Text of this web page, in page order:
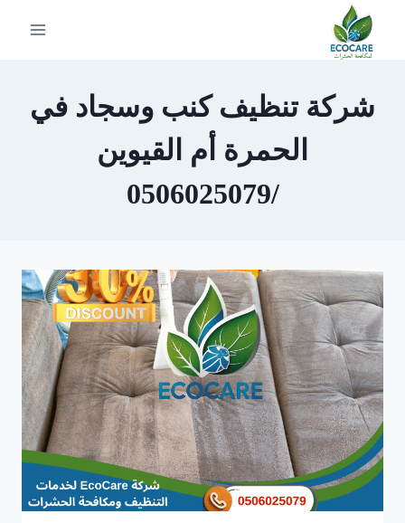
التجاوز
شركة تنظيف كنب وسجاد في
الحمرة أم القيوين
/0506025079